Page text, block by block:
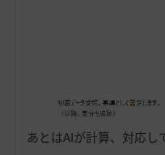
あとはAIが計算、対応し